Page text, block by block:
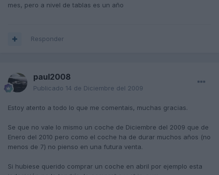
mes, pero a nivel de tablas es un año
Responder
paul2008
Publicado 14 de Diciembre del 2009
Estoy atento a todo lo que me comentais, muchas gracias.
Se que no vale lo mismo un coche de Diciembre del 2009 que de
Enero del 2010 pero como el coche ha de durar muchos años (no
menos de 7) no pienso en una futura venta.
Si hubiese querido comprar un coche en abril por ejemplo esta